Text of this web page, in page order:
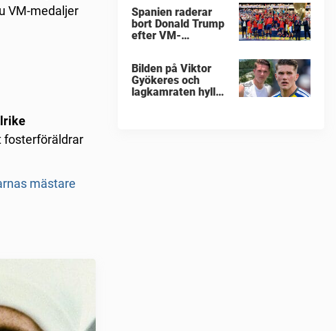
VM-medaljer
fosterföräldrar
mästare
Spanien raderar
bort Donald Trump
efter VM-
Bilden på Viktor
Gyökeres och
lagkamraten hyllas